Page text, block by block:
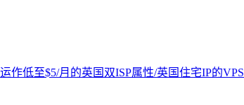
作低至$5/月的英国双ISP属性/英国住宅IP的VPS